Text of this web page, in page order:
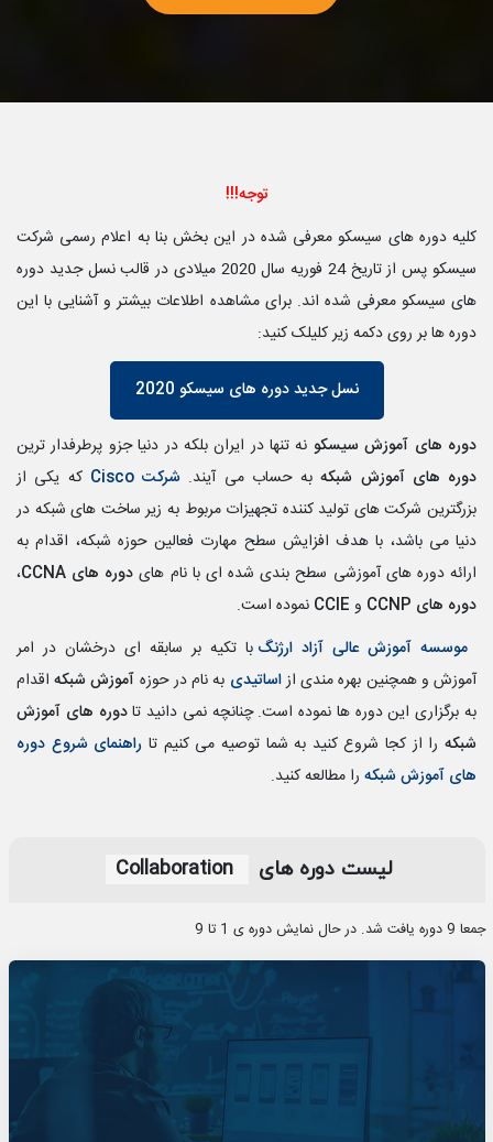
توجه!!!
کلیه دوره های سیسکو معرفی شده در این بخش بنا به اعلام رسمی شرکت
سیسکو پس از
تاریخ 24 فوریه سال 2020 میلادی در قالب نسل جدید دوره
های سیسکو معرفی شده اند. برای مشاهده اطلاعات بیشتر و آشنایی با این
دوره ها بر روی دکمه زیر کلیلک کنید:
نسل جدید دوره های سیسکو 2020
دوره های آموزش سیسکو نه تنها در ایران بلکه در دنیا جزو پرطرفدار ترین
دوره های آموزش شبکهبه حساب می آیند. شرکت Cisco
که یکی از
بزرگترین شرکت های تولید کننده تجهیزات مربوط به زیر ساخت های شبکه در
دنیا می باشد، با هدف افزایش سطح مهارت فعالین حوزه شبکه، اقدام به
ارائه دوره های آموزشی سطح بندی شده ای با نام های دوره های CCNA
،
دوره های CCNP
و CCIE نموده است.
موسسه آموزش عالی آزاد ارژنگ با تکیه بر سابقه ای درخشان در امر
آموزش و همچنین بهره مندی ازاساتیدی به نام در حوزه آموزش شبکهاقدام
به برگزاری این دوره ها نموده است. چنانچه نمی دانید تادوره های آموزش
شبکهرا از کجا شروع کنید به شما توصیه می کنیم تا راهنمای شروع دوره
های آموزش شبکه را مطالعه کنید.
لیست دوره‎ های Collaboration
جمعا 9 دوره یافت شد. در حال نمایش دوره ی 1 تا 9